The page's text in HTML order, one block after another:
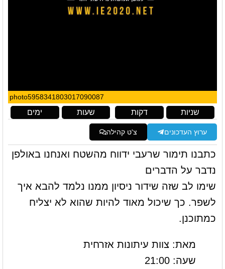
photo5958341803017090087
ימים שעות דקות שניות
ערוץ העדכונים צ'ט קהילה
כתבנו תימור שרעבי ידווח מהשטח ואנחנו באולפן
נדבר על הדברים
שימו לב שזה שידור ניסיון ממנו נלמד להבא איך
לשפר. כך שיכול מאוד להיות שהוא לא יצליח
כמתוכנן.
מאת: צוות עיתונות אזרחית
שעה: 21:00